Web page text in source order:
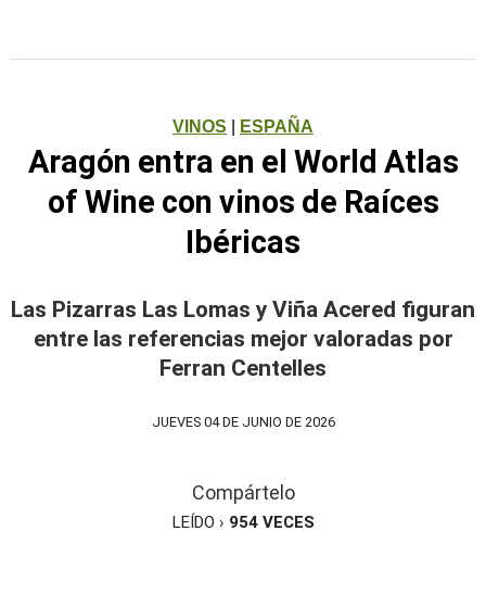
VINOS ESPAÑA
Aragón entra en el World Atlas
of Wine con vinos de Raíces
Ibéricas
Las Pizarras Las Lomas y Viña Acered figuran
entre las referencias mejor valoradas por
Ferran Centelles
JUEVES 04 DE JUNIO DE 2026
Compártelo
LEÍDO › 954VECES